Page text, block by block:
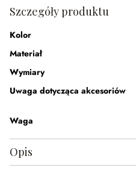
Szczegóły produktu
Kolor
Materiał
Wymiary
Uwaga dotycząca akcesoriów
Waga
Opis